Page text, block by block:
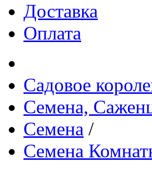
Доставка
Оплата
Садовое
Семена,
Семена /
Семена